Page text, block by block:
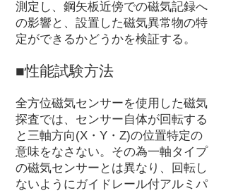
測定し、鋼矢板近傍での磁気記録へ
の影響と、設置した磁気異常物の特
定ができるかどうかを検証する。
■性能試験方法
全方位磁気センサーを使用した磁気
探査では、センサー自体が回転する
と三軸方向(X・Y・Z)の位置特定の
意味をなさない。その為一軸タイプ
の磁気センサーとは異なり、回転し
ないようにガイドレール付アルミパ